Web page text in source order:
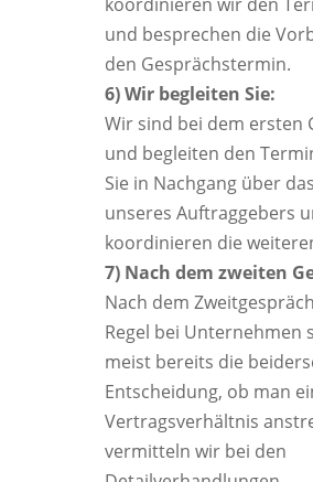
und besprechen die
den Gesprächstermin.
6) Wir begleiten Sie:
Wir sind bei dem ersten
und begleiten den
Sie in Nachgang über
unseres Auftraggebers
koordinieren die
7) Nach dem zweiten
Nach dem
Regel bei Unternehmen
meist bereits die
Entscheidung, ob man
Vertragsverhältnis
vermitteln wir bei den